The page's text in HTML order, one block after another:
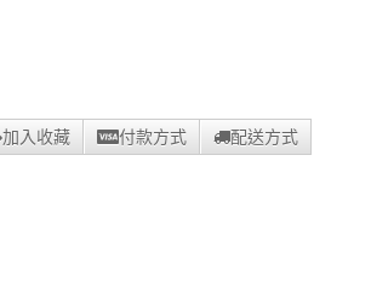
加入收藏 付款方式 配送方式